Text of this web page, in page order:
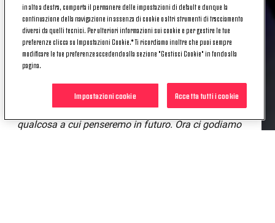
importante: ce la giocheremo al nostro meglio, ma
arrivare in finale è sempre difficile, è sempre
complicato. Soprattutto contro un'ottima squadra
come la Fiorentina. La Roma in questo momento è
la squadra che sta dominando il campionato, è
arrivata anche in finale di Coppa Italia, quindi
sicuramente andremo ad affrontare questa partita
con grande rispetto per la Roma, però questo sarà
qualcosa a cui penseremo in futuro. Ora ci godiamo
in alto a destra, comporta il permanere delle impostazioni di default e dunque la
continuazione della navigazione in assenza di cookie o altri strumenti di tracciamento
diversi da quelli tecnici. Per ulteriori informazioni sui cookie e per gestire le tue
preferenze clicca su Impostazioni Cookie.* Ti ricordiamo inoltre che puoi sempre
modificare le tue preferenze accedendo alla sezione "Gestisci Cookie" in fondo alla
pagina.
Accetta tutti i cookie
Impostazioni cookie